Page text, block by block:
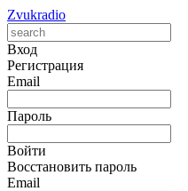
Zvukradio
Вход
Регистрация
Email
Пароль
Войти
Восстановить пароль
Email